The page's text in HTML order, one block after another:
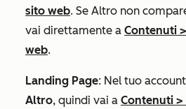
sito web. Se Altro non
vai direttamente a Contenuti >
web.
Landing Page: Nel tuo
Altro, quindi vai a Contenuti >